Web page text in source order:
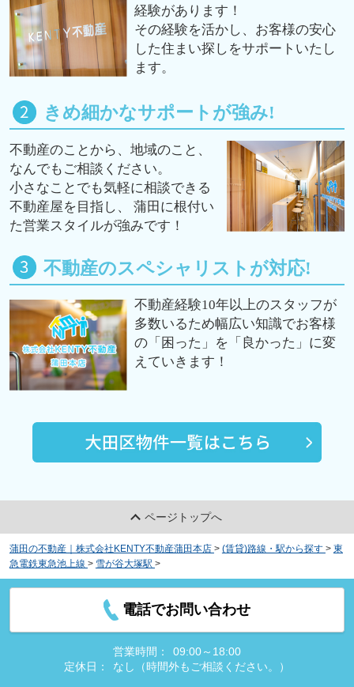
経験があります！
その経験を活かし、お客様の安心
した住まい探しをサポートいたし
ます。
きめ細かなサポートが強み!
不動産のことから、地域のこと、
なんでもご相談ください。
小さなことでも気軽に相談できる
不動産屋を目指し、 蒲田に根付い
た営業スタイルが強みです！
不動産のスペシャリストが対応!
不動産経験10年以上のスタッフが
多数いるため幅広い知識でお客様
の「困った」を「良かった」に変
えていきます！
ページトップへ
蒲田の不動産｜株式会社KENTY不動産蒲田本店 > (賃貸)路線・駅から探す > 東
急電鉄東急池上線 > 雪が谷大塚駅 >
電話でお問い合わせ
営業時間：
09:00～18:00
定休日：
なし（時間外もご相談ください。）